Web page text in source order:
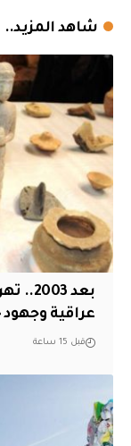
شاهد المزيد..
عراقية وجهود
قبل 15 ساعة